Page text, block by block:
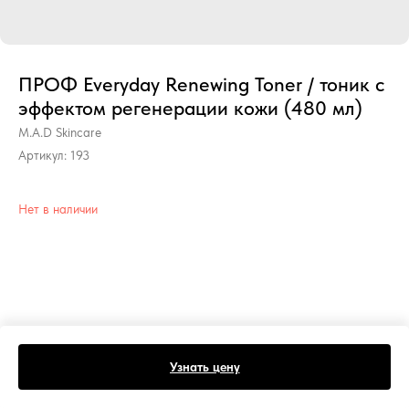
ПРОФ Everyday Renewing Toner / тоник с
эффектом регенерации кожи (480 мл)
M.A.D Skincare
Артикул: 193
Нет в наличии
Узнать цену